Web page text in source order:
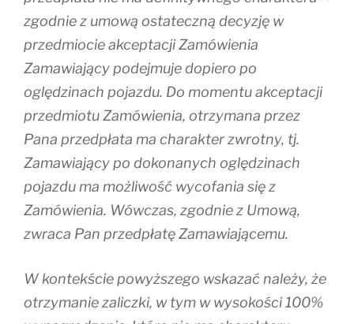
zgodnie z umową ostateczną decyzję w
przedmiocie akceptacji Zamówienia
Zamawiający podejmuje dopiero po
oględzinach pojazdu. Do momentu akceptacji
przedmiotu Zamówienia, otrzymana przez
Pana przedpłata ma charakter zwrotny, tj.
Zamawiający po dokonanych oględzinach
pojazdu ma możliwość wycofania się z
Zamówienia. Wówczas, zgodnie z Umową,
zwraca Pan przedpłatę Zamawiającemu.
W kontekście powyższego wskazać należy, że
otrzymanie zaliczki, w tym w wysokości 100%